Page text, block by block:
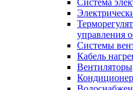
Система
управления
Системы
Кабель
Вентиляторы